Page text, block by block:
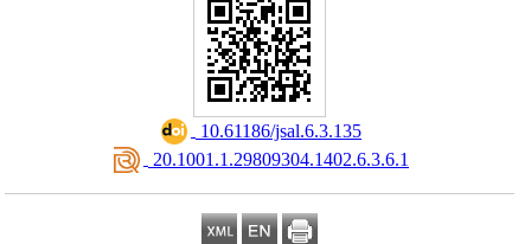
‎ 10.61186/jsal.6.3.135
‎ 20.1001.1.29809304.1402.6.3.6.1